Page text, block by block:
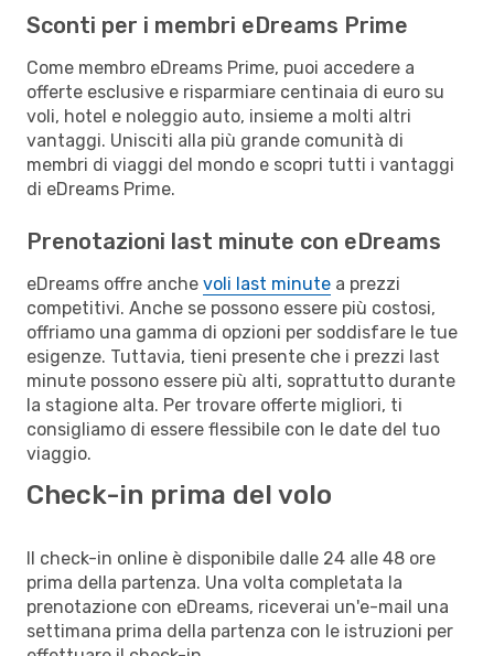
Sconti per i membri eDreams Prime
Come membro eDreams Prime, puoi accedere a
offerte esclusive e risparmiare centinaia di euro su
voli, hotel e noleggio auto, insieme a molti altri
vantaggi. Unisciti alla più grande comunità di
membri di viaggi del mondo e scopri tutti i vantaggi
di eDreams Prime.
Prenotazioni last minute con eDreams
eDreams offre anche voli last minute a prezzi
competitivi. Anche se possono essere più costosi,
offriamo una gamma di opzioni per soddisfare le tue
esigenze. Tuttavia, tieni presente che i prezzi last
minute possono essere più alti, soprattutto durante
la stagione alta. Per trovare offerte migliori, ti
consigliamo di essere flessibile con le date del tuo
viaggio.
Check-in prima del volo
Il check-in online è disponibile dalle 24 alle 48 ore
prima della partenza. Una volta completata la
prenotazione con eDreams, riceverai un'e-mail una
settimana prima della partenza con le istruzioni per